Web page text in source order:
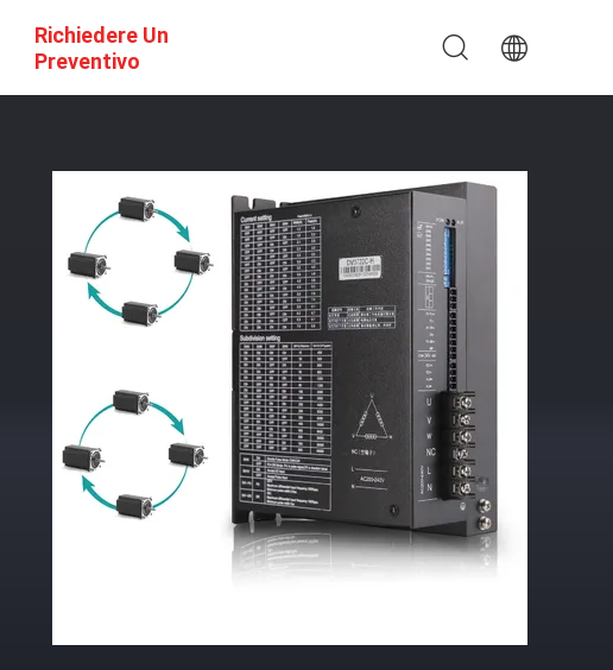
Richiedere Un
Preventivo